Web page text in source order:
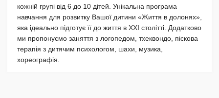
кожній групі від 6 до 10 дітей. Унікальна програма
навчання для розвитку Вашої дитини «Життя в долонях»,
яка ідеально підготує її до життя в XXI столітті. Додатково
ми пропонуємо заняття з логопедом, тхеквондо, піскова
терапія з дитячим психологом, шахи, музика,
хореографія.